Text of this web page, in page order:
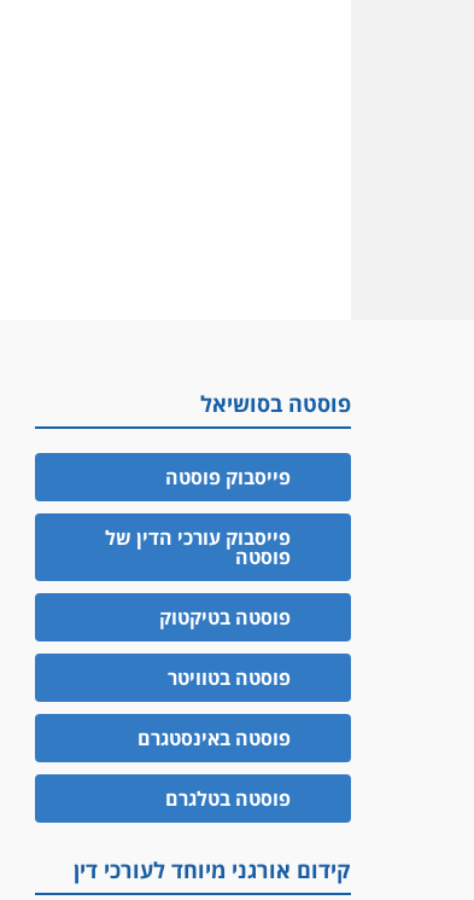
פוסטה בסושיאל
פייסבוק פוסטה
פייסבוק עורכי הדין של
פוסטה
פוסטה בטיקטוק
פוסטה בטוויטר
פוסטה באינסטגרם
פוסטה בטלגרם
קידום אורגני מיוחד לעורכי דין